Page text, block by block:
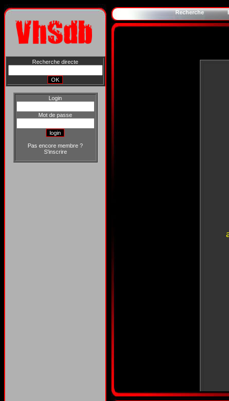
Recherche directe
Login
Mot de passe
Pas encore membre ?
S'inscrire
Recherche